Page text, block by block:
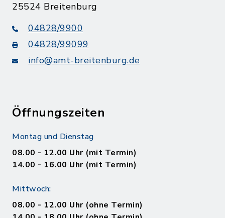
25524 Breitenburg
04828/9900
04828/99099
info@amt-breitenburg.de
Öffnungszeiten
Montag und Dienstag
08.00 - 12.00 Uhr (mit Termin)
14.00 - 16.00 Uhr (mit Termin)
Mittwoch:
08.00 - 12.00 Uhr (ohne Termin)